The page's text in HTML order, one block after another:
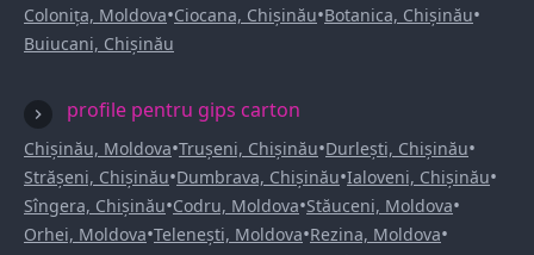
Colonița, Moldova•Ciocana, Chișinău•Botanica, Chișinău•
Buiucani, Chișinău
profile pentru gips carton
Chișinău, Moldova•Trușeni, Chișinău•Durlești, Chișinău•
Strășeni, Chișinău•Dumbrava, Chișinău•Ialoveni, Chișinău•
Sîngera, Chișinău•Codru, Moldova•Stăuceni, Moldova•
Orhei, Moldova•Telenești, Moldova•Rezina, Moldova•